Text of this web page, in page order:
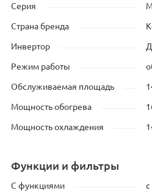
Серия
Страна бренда
Инвертор
Режим работы
Обслуживаемая площадь
Мощность обогрева
Мощность охлаждения
Функции и фильтры
С функциями